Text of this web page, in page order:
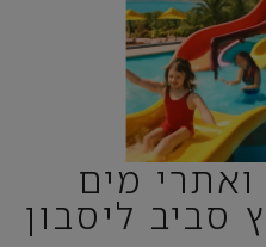
מים
סביב ליסבון